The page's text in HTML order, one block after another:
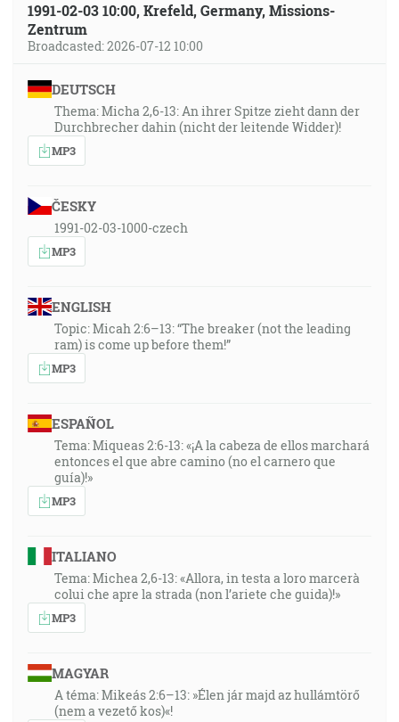
1991-02-03 10:00, Krefeld, Germany, Missions-
Zentrum
Broadcasted: 2026-07-12 10:00
DEUTSCH
Thema: Micha 2,6-13: An ihrer Spitze zieht dann der
Durchbrecher dahin (nicht der leitende Widder)!
MP3
ČESKY
1991-02-03-1000-czech
MP3
ENGLISH
Topic: Micah 2:6–13: “The breaker (not the leading
ram) is come up before them!”
MP3
ESPAÑOL
Tema: Miqueas 2:6-13: «¡A la cabeza de ellos marchará
entonces el que abre camino (no el carnero que
guía)!»
MP3
ITALIANO
Tema: Michea 2,6-13: «Allora, in testa a loro marcerà
colui che apre la strada (non l’ariete che guida)!»
MP3
MAGYAR
A téma: Mikeás 2:6–13: »Élen jár majd az hullámtörő
(nem a vezető kos)«!